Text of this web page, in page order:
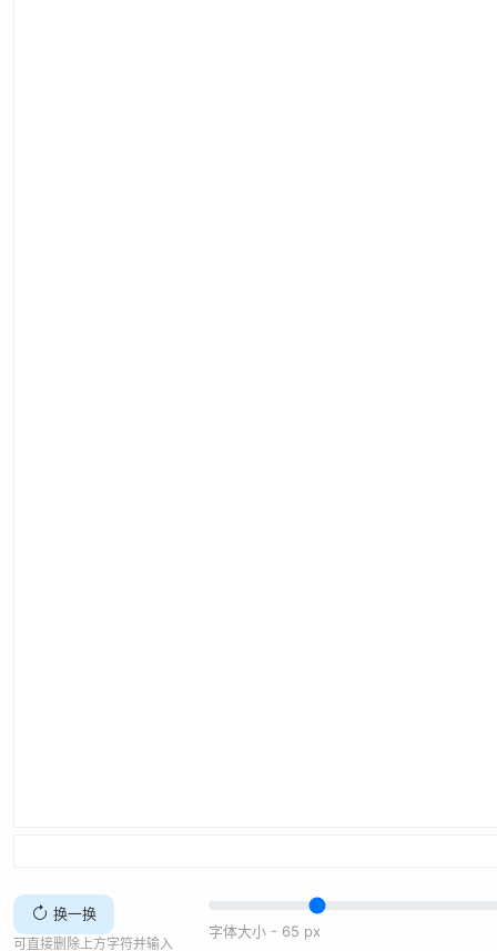
换一换
可直接删除上方字符并输入
字体大小 - 65 px